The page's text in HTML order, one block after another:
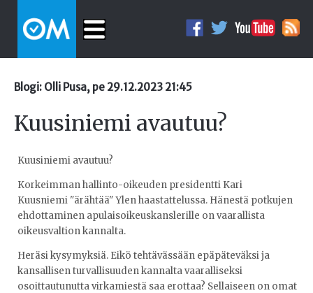
Blogi: Olli Pusa, pe 29.12.2023 21:45
Kuusiniemi avautuu?
Kuusiniemi avautuu?
Korkeimman hallinto-oikeuden presidentti Kari
Kuusniemi "ärähtää" Ylen haastattelussa. Hänestä potkujen
ehdottaminen apulaisoikeuskanslerille on vaarallista
oikeusvaltion kannalta.
Heräsi kysymyksiä. Eikö tehtävässään epäpäteväksi ja
kansallisen turvallisuuden kannalta vaaralliseksi
osoittautunutta virkamiestä saa erottaa? Sellaiseen on omat